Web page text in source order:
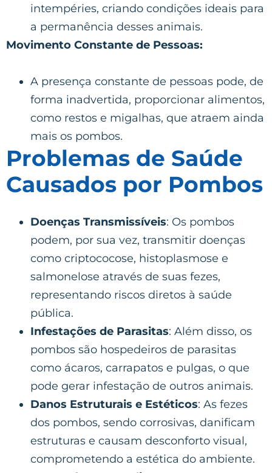
intempéries, criando condições ideais para
a permanência desses animais.
Movimento Constante de Pessoas:
A presença constante de pessoas pode, de
forma inadvertida, proporcionar alimentos,
como restos e migalhas, que atraem ainda
mais os pombos.
Problemas de Saúde
Causados por Pombos
Doenças Transmissíveis: Os pombos
podem, por sua vez, transmitir doenças
como criptococose, histoplasmose e
salmonelose através de suas fezes,
representando riscos diretos à saúde
pública.
Infestações de Parasitas: Além disso, os
pombos são hospedeiros de parasitas
como ácaros, carrapatos e pulgas, o que
pode gerar infestação de outros animais.
Danos Estruturais e Estéticos: As fezes
dos pombos, sendo corrosivas, danificam
estruturas e causam desconforto visual,
comprometendo a estética do ambiente.